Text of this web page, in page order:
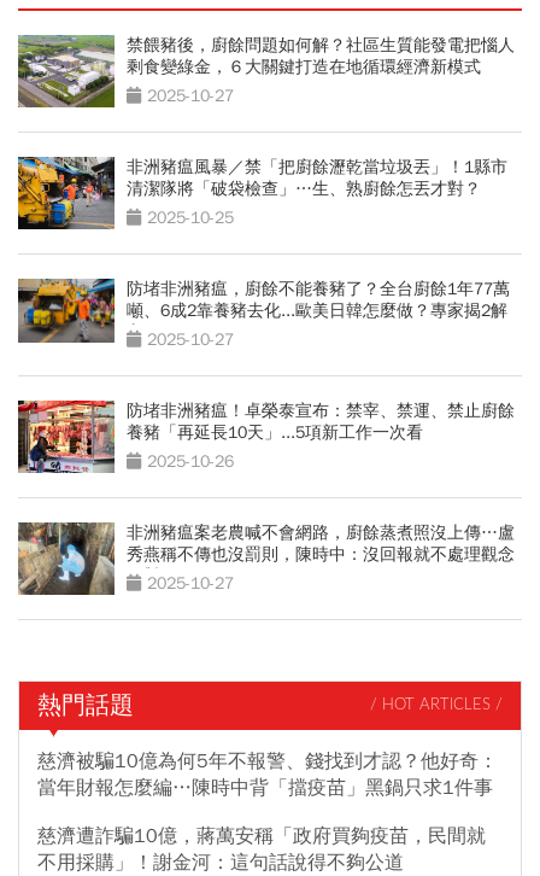
禁餵豬後，廚餘問題如何解？社區生質能發電把惱人
剩食變綠金，６大關鍵打造在地循環經濟新模式
2025-10-27
非洲豬瘟風暴／禁「把廚餘瀝乾當垃圾丟」！1縣市
清潔隊將「破袋檢查」…生、熟廚餘怎丟才對？
2025-10-25
防堵非洲豬瘟，廚餘不能養豬了？全台廚餘1年77萬
噸、6成2靠養豬去化...歐美日韓怎麼做？專家揭2解
方 2025-10-27
防堵非洲豬瘟！卓榮泰宣布：禁宰、禁運、禁止廚餘
養豬「再延長10天」...5項新工作一次看
2025-10-26
非洲豬瘟案老農喊不會網路，廚餘蒸煮照沒上傳…盧
秀燕稱不傳也沒罰則，陳時中：沒回報就不處理觀念
不對2025-10-27
熱門話題 / HOT ARTICLES /
慈濟被騙10億為何5年不報警、錢找到才認？他好奇：
當年財報怎麼編…陳時中背「擋疫苗」黑鍋只求1件事
慈濟遭詐騙10億，蔣萬安稱「政府買夠疫苗，民間就
不用採購」！謝金河：這句話說得不夠公道